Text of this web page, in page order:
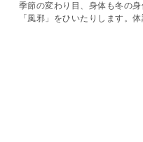
季節の変わり目、身体も冬の
「風邪」をひいたりします。